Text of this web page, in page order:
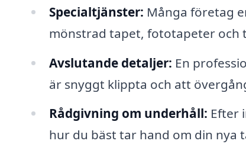
Specialtjänster: Många företag
mönstrad tapet, fototapeter och
Avslutande detaljer: En
är snyggt klippta och att
Rådgivning om underhåll: Efter
hur du bäst tar hand om din nya